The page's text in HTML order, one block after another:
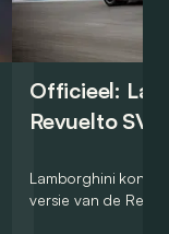
Officieel:
Revuelto SV
Lamborghini
versie van de